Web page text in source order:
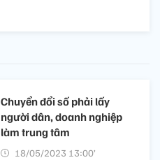
Chuyển đổi số phải lấy
người dân, doanh nghiệp
làm trung tâm
18/05/2023 13:00’